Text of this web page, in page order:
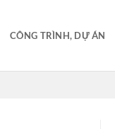
CÔNG TRÌNH, DỰ ÁN